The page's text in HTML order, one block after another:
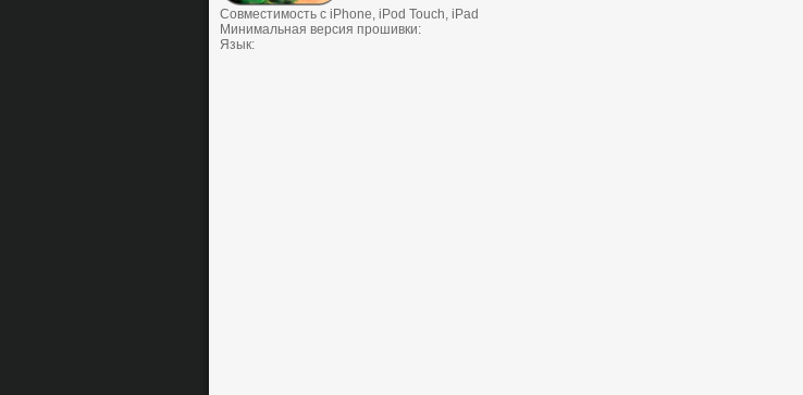
Совместимость с iPhone, iPod Touch, iPad
Минимальная версия прошивки:
Язык: